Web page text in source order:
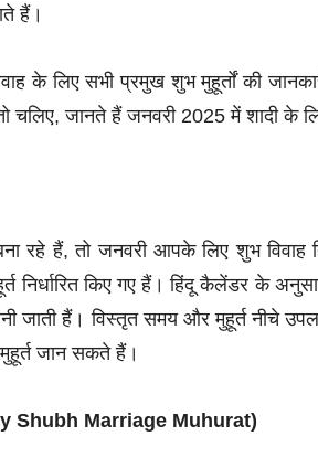
हैं।
के लिए सभी प्रमुख शुभ मुहूर्तों की
चलिए, जानते हैं जनवरी 2025 में शादी के
रहे हैं, तो जनवरी आपके लिए शुभ
निर्धारित किए गए हैं। हिंदू कैलेंडर के
जाती हैं। विस्तृत समय और मुहूर्त नीचे
जान सकते हैं।
Shubh Marriage Muhurat)